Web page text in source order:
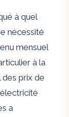
à quel
nécessité
mensuel
à la
des prix de
a